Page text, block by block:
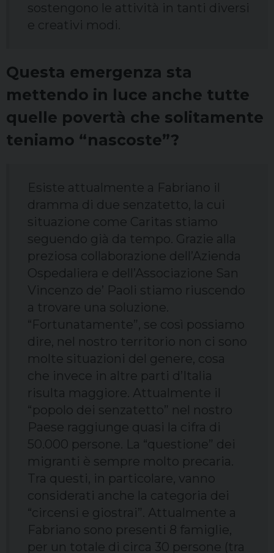
sostengono le attività in tanti diversi
e creativi modi.
Questa emergenza sta
mettendo in luce anche tutte
quelle povertà che solitamente
teniamo “nascoste”?
Esiste attualmente a Fabriano il
dramma di due senzatetto, la cui
situazione come Caritas stiamo
seguendo già da tempo. Grazie alla
preziosa collaborazione dell’Azienda
Ospedaliera e dell’Associazione San
Vincenzo de’ Paoli stiamo riuscendo
a trovare una soluzione.
“Fortunatamente”, se così possiamo
dire, nel nostro territorio non ci sono
molte situazioni del genere, cosa
che invece in altre parti d’Italia
risulta maggiore. Attualmente il
“popolo dei senzatetto” nel nostro
Paese raggiunge quasi la cifra di
50.000 persone. La “questione” dei
migranti è sempre molto precaria.
Tra questi, in particolare, vanno
considerati anche la categoria dei
“circensi e giostrai”. Attualmente a
Fabriano sono presenti 8 famiglie,
per un totale di circa 30 persone (tra